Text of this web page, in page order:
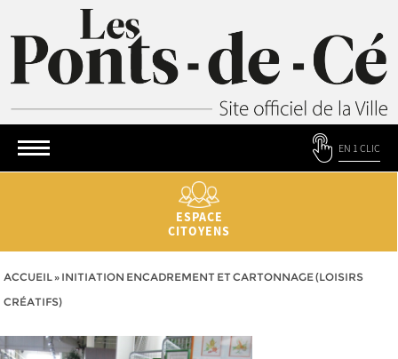
EN 1 CLIC
ESPACE
CITOYENS
ACCUEIL» INITIATION ENCADREMENT ET CARTONNAGE (LOISIRS
CRÉATIFS)